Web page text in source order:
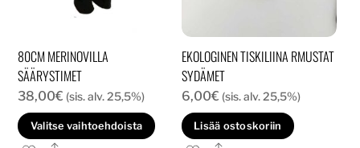
80CM MERINOVILLA
SÄÄRYSTIMET
38,00€ (sis. alv. 25,5%)
Valitse vaihtoehdoista
Tällä
tuotteella
EKOLOGINEN TISKILIINA RMUSTAT
SYDÄMET
6,00€ (sis. alv. 25,5%)
Lisää ostoskoriin